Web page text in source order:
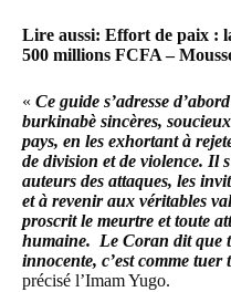
Lire aussi: Effort de paix :
500 millions FCFA –
« Ce guide s’adresse
burkinabè sincères,
pays, en les exhortant à
de division et de violence. Il
auteurs des attaques, les
et à revenir aux véritables
proscrit le meurtre et toute
humaine. Le Coran dit que
innocente, c’est comme tuer
précisé l’Imam Yugo.